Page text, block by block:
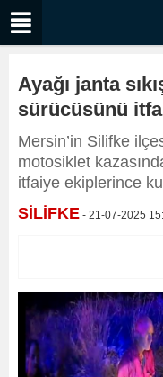
Ayağı janta
sürücüsünü
Mersin’in Silifke
motosiklet
itfaiye ekiplerince
SİLİFKE - 21-07-2025